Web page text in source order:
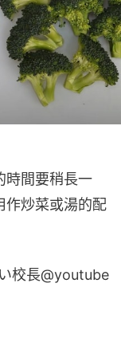
時間要稍長一
作炒菜或湯的配
校長@youtube